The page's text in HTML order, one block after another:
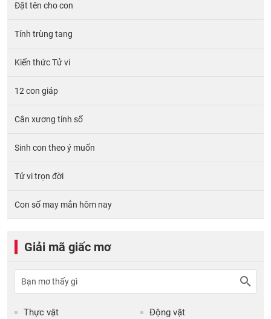
Đặt tên cho con
Tính trùng tang
Kiến thức Tử vi
12 con giáp
Cân xương tính số
Sinh con theo ý muốn
Tử vi trọn đời
Con số may mắn hôm nay
Giải mã giấc mơ
Thực vật Động vật